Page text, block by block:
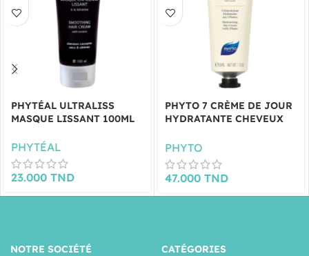
PHYTÉAL ULTRALISS
MASQUE LISSANT 100ML
PHYTÉAL
23.000 TND
PHYTO 7 CRÈME DE JOUR
HYDRATANTE CHEVEUX
PHYTO
47.000 TND
NOTRE SOCIÉTÉ
CATÉGORIES